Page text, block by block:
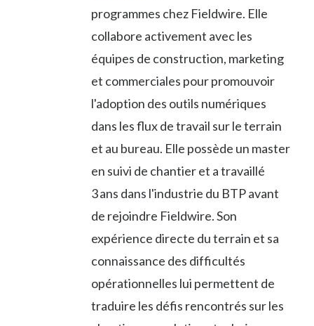
programmes chez Fieldwire. Elle
collabore activement avec les
équipes de construction, marketing
et commerciales pour promouvoir
l'adoption des outils numériques
dans les flux de travail sur le terrain
et au bureau. Elle possède un master
en suivi de chantier et a travaillé
3 ans dans l'industrie du BTP avant
de rejoindre Fieldwire. Son
expérience directe du terrain et sa
connaissance des difficultés
opérationnelles lui permettent de
traduire les défis rencontrés sur les